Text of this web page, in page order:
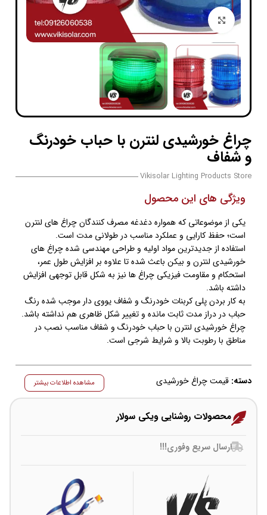
بزرگنمایی تصویر
چراغ خورشیدی لنترن با حباب خودرنگ
و شفاف
Vikisolar Lighting Products Store
ویژگی های این محصول
یکی از موضوعاتی که همواره دغدغه مصرف کنندگان چراغ های لنترن
است؛ حفظ کارایی و عملکرد مناسب در طولانی مدت است.
استفاده از جدیدترین مواد اولیه و طراحی مهندسی شده چراغ های
خورشیدی لنترن و بیکن باعث شده تا علاوه بر افزایش طول عمر،
استحکام و مقاومت فیزیکی چراغ ها نیز به شکل قابل توجهی افزایش
داشته باشد.
به کار بردن پلی کربنات خودرنگ و شفاف یووی دار موجب شده رنگ
حباب در دراز مدت ثابت مانده و تغییر شکل ظاهری هم نداشته باشد.
چراغ خورشیدی لنترن با حباب خودرنگ و شفاف مناسب نصب در
مناطق با رطوبت بالا و شرایط شرجی است.
دسته: قیمت چراغ خورشیدی مشاهده اطلاعات بیشتر
محصولات روشنایی ویکی سولار
ارسال سریع وفوری!!!